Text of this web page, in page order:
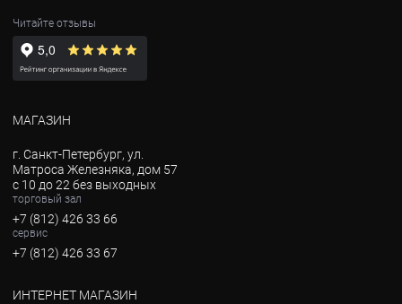
Читайте отзывы
МАГАЗИН
г. Санкт-Петербург, ул.
Матроса Железняка, дом 57
с 10 до 22 без выходных
торговый зал
+7 (812) 426 33 66
сервис
+7 (812) 426 33 67
ИНТЕРНЕТ МАГАЗИН